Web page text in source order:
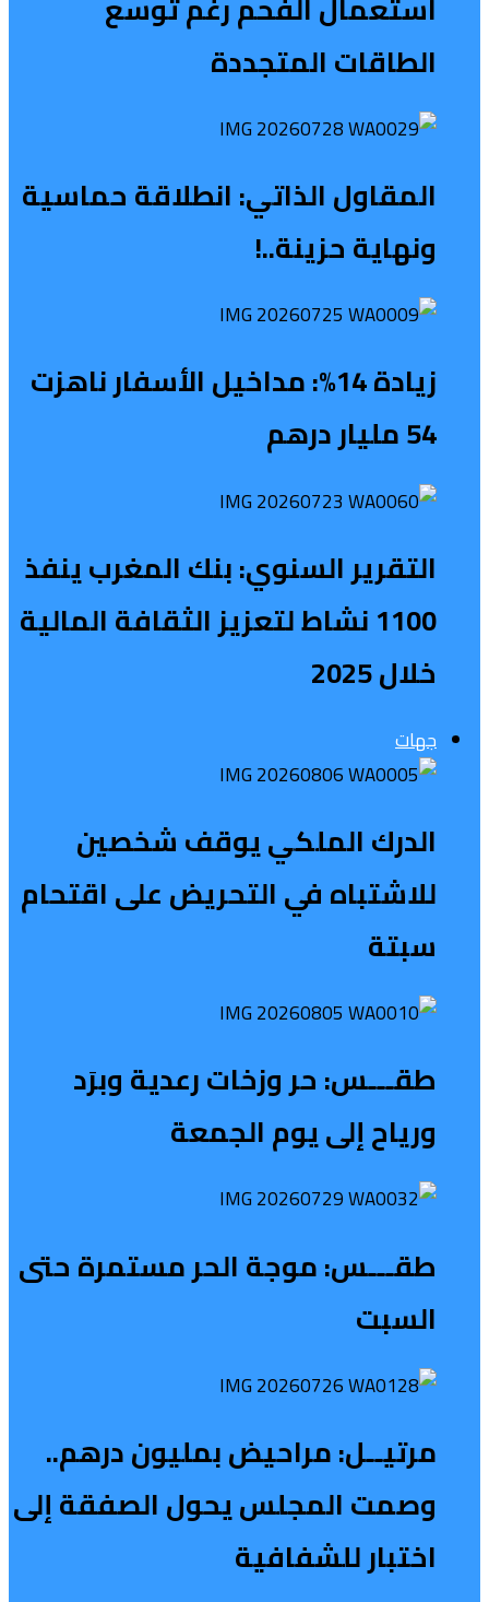
الطاقات المتجددة
المقاول الذاتي: انطلاقة حماسية
ونهاية حزينة..!
زيادة 14%: مداخيل الأسفار ناهزت
54 مليار درهم
التقرير السنوي: بنك المغرب ينفذ
1100 نشاط لتعزيز الثقافة المالية
خلال 2025
جهات
الدرك الملكي يوقف شخصين
للاشتباه في التحريض على اقتحام
سبتة
طقـــس: حر وزخات رعدية وبرَد
ورياح إلى يوم الجمعة
طقـــس: موجة الحر مستمرة حتى
السبت
مرتيــل: مراحيض بمليون درهم..
وصمت المجلس يحول الصفقة إلى
اختبار للشفافية